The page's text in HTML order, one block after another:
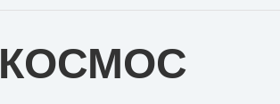
КОСМОС